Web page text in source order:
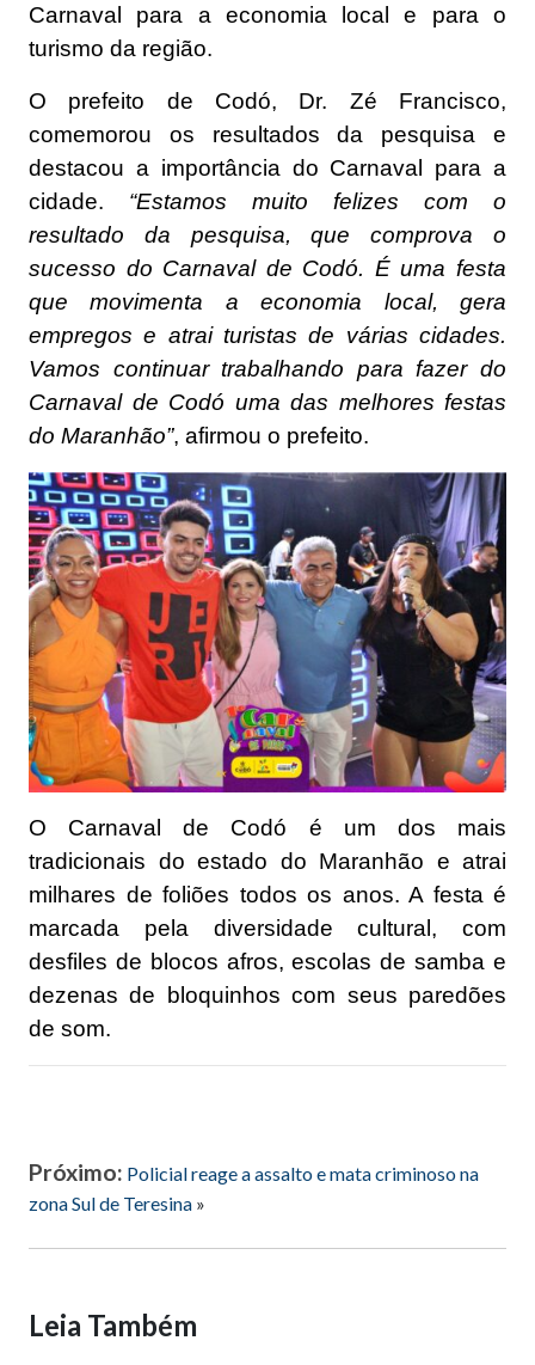
Carnaval para a economia local e para o
turismo da região.
O prefeito de Codó, Dr. Zé Francisco,
comemorou os resultados da pesquisa e
destacou a importância do Carnaval para a
cidade. “Estamos muito felizes com o
resultado da pesquisa, que comprova o
sucesso do Carnaval de Codó. É uma festa
que movimenta a economia local, gera
empregos e atrai turistas de várias cidades.
Vamos continuar trabalhando para fazer do
Carnaval de Codó uma das melhores festas
do Maranhão”, afirmou o prefeito.
O Carnaval de Codó é um dos mais
tradicionais do estado do Maranhão e atrai
milhares de foliões todos os anos. A festa é
marcada pela diversidade cultural, com
desfiles de blocos afros, escolas de samba e
dezenas de bloquinhos com seus paredões
de som.
Próximo: Policial reage a assalto e mata criminoso na
zona Sul de Teresina »
Leia Também